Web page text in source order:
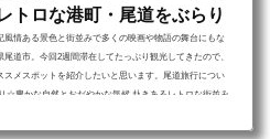
トロな港町・尾道をぶらり
風情ある景色と街並みで多くの映画や物語の舞台にもな
尾道市。今回2週間滞在してたっぷり観光してきたので、
スメスポットを紹介したいと思います。尾道旅行につい
☆豊かな自然とおだやかな気候 赴きあるレトロな街並み
い瀬戸内海沿いの山あいに発展してきた尾道市。坂道の